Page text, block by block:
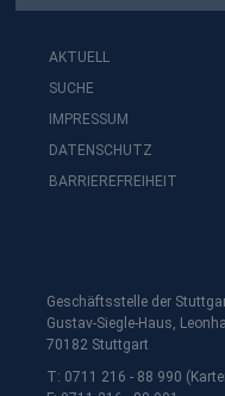
AKTUELL
SUCHE
IMPRESSUM
DATENSCHUTZ
BARRIEREFREIHEIT
Geschäftsstelle der
Gustav-Siegle-Haus,
70182 Stuttgart
T: 0711 216 - 88 990